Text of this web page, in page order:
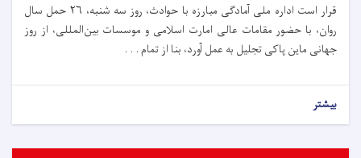
قرار است اداره ملی آمادگی مبارزه با حوادث،‌ روز سه شنبه، ۲۶ حمل سال
روان، با حضور مقامات عالی امارت اسلامی و موسسات بین‌المللی، از روز
جهانی ماین پاکی تجلیل به عمل آورد، بنا از تمام . . .
بیشتر